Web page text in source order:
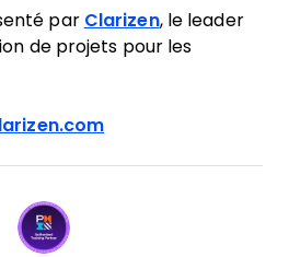
par Clarizen, le leader
de projets pour les